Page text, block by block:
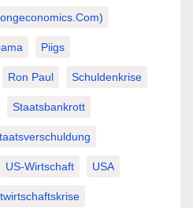
Piigs
Ron Paul Schuldenkrise
Staatsbankrott
US-Wirtschaft USA